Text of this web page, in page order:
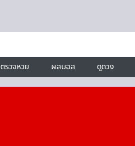
ตรวจหวย ผลบอล ดูดวง